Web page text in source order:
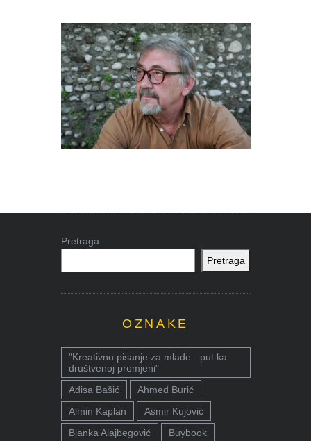
Pretraga
Pretraga
OZNAKE
"Kreativno pisanje za mlade - put ka
društvenoj promjeni"
Adisa Bašić
Ahmed Burić
Almin Kaplan
Asmir Kujović
Bjanka Alajbegović
Buybook